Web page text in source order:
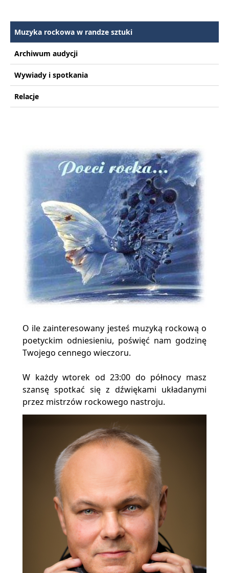
Muzyka rockowa w randze sztuki
Archiwum audycji
Wywiady i spotkania
Relacje
O ile zainteresowany jesteś muzyką rockową o
poetyckim odniesieniu, poświęć nam godzinę
Twojego cennego wieczoru.
W każdy wtorek od 23:00 do północy masz
szansę spotkać się z dźwiękami układanymi
przez mistrzów rockowego nastroju.